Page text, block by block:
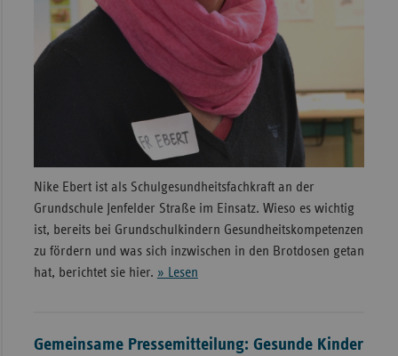
Nike Ebert ist als Schulgesundheitsfachkraft an der
Grundschule Jenfelder Straße im Einsatz. Wieso es wichtig
ist, bereits bei Grundschulkindern Gesundheitskompetenzen
zu fördern und was sich inzwischen in den Brotdosen getan
hat, berichtet sie hier. » Lesen
Gemeinsame Pressemitteilung: Gesunde Kinder